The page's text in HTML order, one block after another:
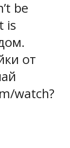
be
is
от
watch?